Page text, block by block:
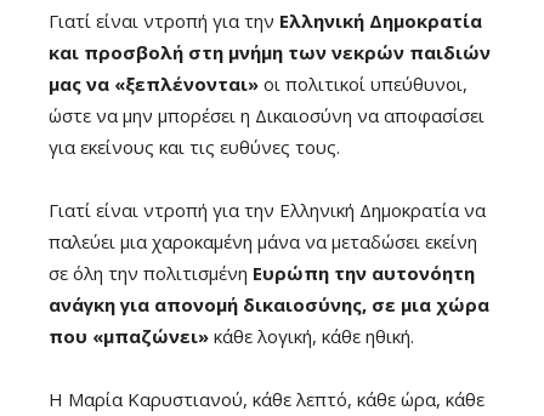
Γιατί είναι ντροπή για την Ελληνική Δημοκρατία
και προσβολή στη μνήμη των νεκρών παιδιών
μας να «ξεπλένονται» οι πολιτικοί υπεύθυνοι,
ώστε να μην μπορέσει η Δικαιοσύνη να αποφασίσει
για εκείνους και τις ευθύνες τους.
Γιατί είναι ντροπή για την Ελληνική Δημοκρατία να
παλεύει μια χαροκαμένη μάνα να μεταδώσει εκείνη
σε όλη την πολιτισμένη Ευρώπη την αυτονόητη
ανάγκη για απονομή δικαιοσύνης, σε μια χώρα
που «μπαζώνει» κάθε λογική, κάθε ηθική.
Η Μαρία Καρυστιανού, κάθε λεπτό, κάθε ώρα, κάθε